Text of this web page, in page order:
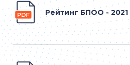
Рейтинг БПОО - 2021